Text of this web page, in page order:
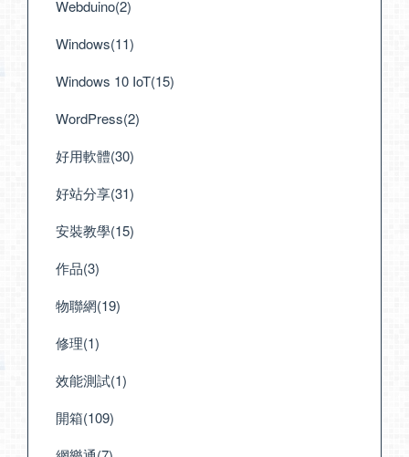
Webduino(2)
Windows(11)
Windows 10 IoT(15)
WordPress(2)
好用軟體(30)
好站分享(31)
安裝教學(15)
作品(3)
物聯網(19)
修理(1)
效能測試(1)
開箱(109)